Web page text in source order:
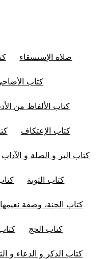
صلاة الإستسقاء
كتاب
كتاب الألفاظ من
كتاب الإعتكاف
كتاب البر و الصلة و الآداب
كتاب التوبة
كتاب الجنة، وصفة نعيمها
كتاب الحج
كتاب الذكر و الدعاء و